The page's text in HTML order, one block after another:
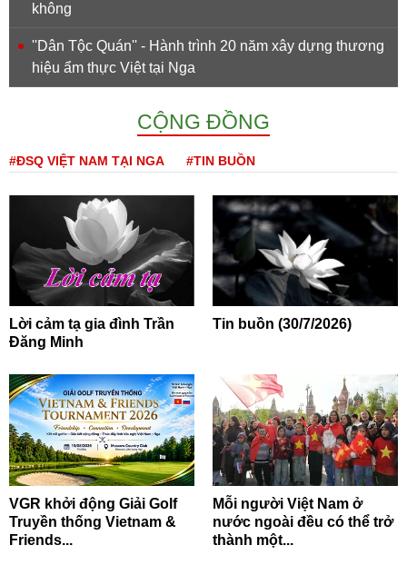
không
''Dân Tộc Quán'' - Hành trình 20 năm xây dựng thương
hiệu ẩm thực Việt tại Nga
CỘNG ĐỒNG
#ĐSQ VIỆT NAM TẠI NGA #TIN BUỒN
Lời cảm tạ gia đình Trần
Đăng Minh
Tin buồn (30/7/2026)
VGR khởi động Giải Golf
Truyền thống Vietnam &
Friends...
Mỗi người Việt Nam ở
nước ngoài đều có thể trở
thành một...